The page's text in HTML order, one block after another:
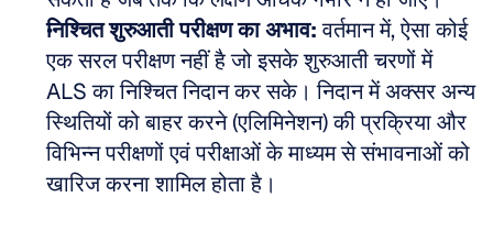
निश्चित शुरुआती परीक्षण का अभाव: वर्तमान में, ऐसा कोई
एक सरल परीक्षण नहीं है जो इसके शुरुआती चरणों में
ALS का निश्चित निदान कर सके। निदान में अक्सर अन्य
स्थितियों को बाहर करने (एलिमिनेशन) की प्रक्रिया और
विभिन्न परीक्षणों एवं परीक्षाओं के माध्यम से संभावनाओं को
खारिज करना शामिल होता है।